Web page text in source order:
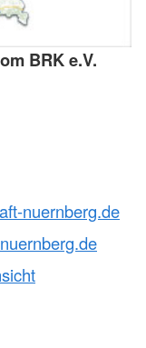
BRK e.V.
nuernberg.de